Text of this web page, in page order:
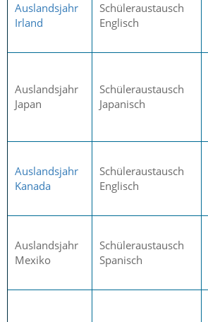
Auslandsjahr
Irland
Schüleraustausch
Englisch
Auslandsjahr
Japan
Schüleraustausch
Japanisch
Auslandsjahr
Kanada
Schüleraustausch
Englisch
Auslandsjahr
Mexiko
Schüleraustausch
Spanisch